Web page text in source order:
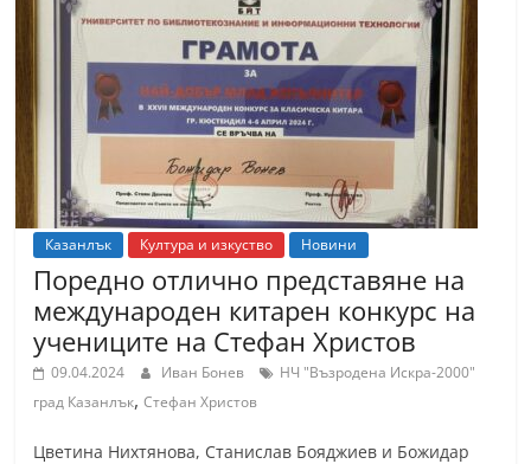
Казанлък Култура и изкуство Новини
Поредно отлично представяне на
международен китарен конкурс на
учениците на Стефан Христов
09.04.2024 Иван Бонев
НЧ "Възродена Искра-2000"
град Казанлък,Стефан Христов
Цветина Нихтянова, Станислав Бояджиев и Божидар